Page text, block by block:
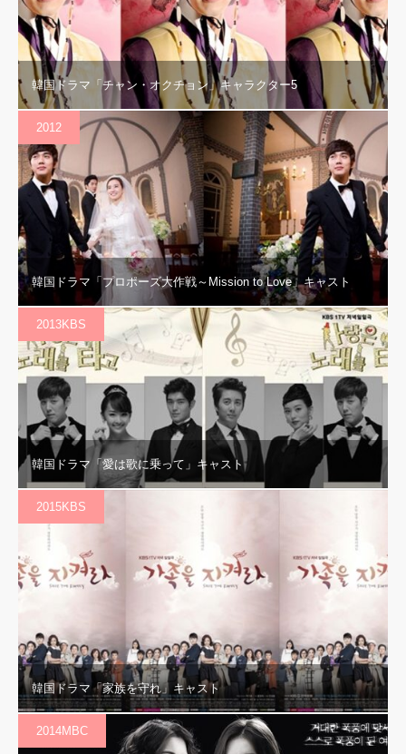
韓国ドラマ「チャン・オクチョン」キャラクター5
2012
韓国ドラマ「プロポーズ大作戦～Mission to Love」キャスト
2013KBS
韓国ドラマ「愛は歌に乗って」キャスト
2015KBS
韓国ドラマ「家族を守れ」キャスト
2014MBC